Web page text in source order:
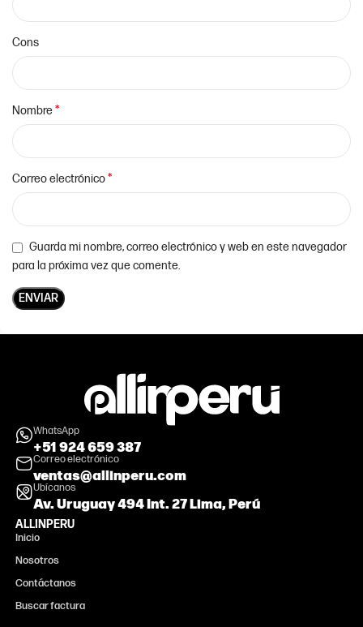
Cons
Nombre*
Correo electrónico*
Guarda mi nombre, correo electrónico y web en este navegador
para la próxima vez que comente.
WhatsApp
+51 924 659 387
Correo electrónico
ventas@allinperu.com
Ubícanos
Av. Uruguay 494 Int. 27 Lima, Perú
ALLINPERU
Inicio
Nosotros
Contáctanos
Buscar factura